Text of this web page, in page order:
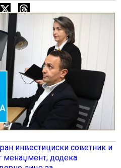
инвестициски советник и
менаџмент, додека